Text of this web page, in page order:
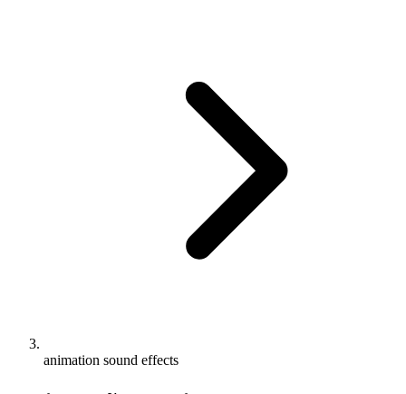
animation sound effects